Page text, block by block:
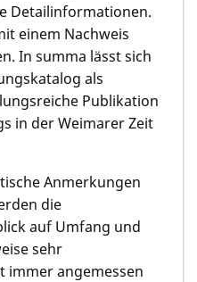
Detailinformationen.
einem Nachweis
In summa lässt sich
als
Publikation
in der Weimarer Zeit
Anmerkungen
die
auf Umfang und
sehr
immer angemessen